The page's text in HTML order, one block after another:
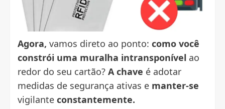
Agora, vamos direto ao ponto: como você
constrói uma muralha intransponível ao
redor do seu cartão? A chave é adotar
medidas de segurança ativas e manter-se
vigilante constantemente.